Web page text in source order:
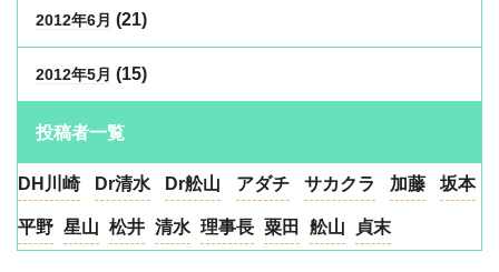
2012年6月 (21)
2012年5月 (15)
投稿者一覧
DH川崎 Dr清水 Dr舩山 アダチ サカクラ 加藤 坂本
平野 星山 松井 清水 理事長 粟田 舩山 貞末